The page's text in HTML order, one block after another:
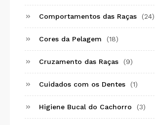
Comportamentos das Raças (24)
Cores da Pelagem (18)
Cruzamento das Raças (9)
Cuidados com os Dentes (1)
Higiene Bucal do Cachorro (3)